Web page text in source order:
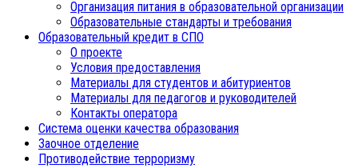
Организация питания в образовательной организации
Образовательные стандарты и требования
Образовательный кредит в СПО
О проекте
Условия предоставления
Материалы для студентов и абитуриентов
Материалы для педагогов и руководителей
Контакты оператора
Система оценки качества образования
Заочное отделение
Противодействие терроризму